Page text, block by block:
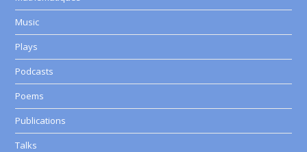
Music
Plays
Podcasts
Poems
Publications
Talks